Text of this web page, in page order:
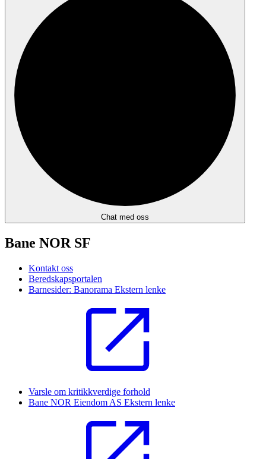
Chat med oss
Bane NOR SF
Kontakt oss
Beredskapsportalen
Barnesider: Banorama Ekstern lenke
Varsle om kritikkverdige forhold
Bane NOR Eiendom AS Ekstern lenke